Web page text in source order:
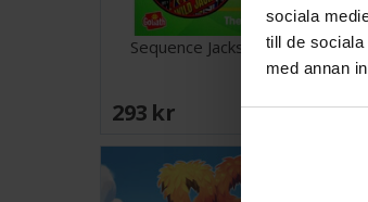
sociala
till de
med annan
Sequence Jacks Go Wild
293 SEK